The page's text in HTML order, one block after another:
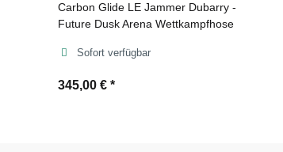
Carbon Glide LE Jammer Dubarry -
Future Dusk Arena Wettkampfhose
Sofort verfügbar
345,00 € *